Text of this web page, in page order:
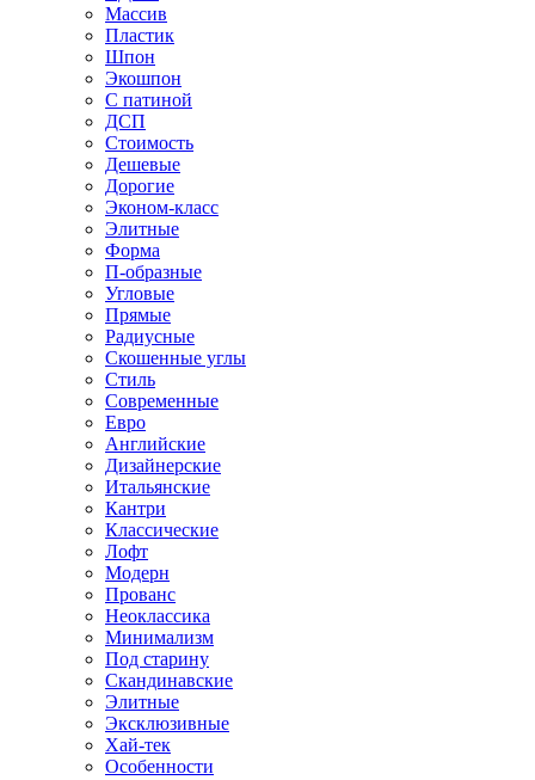
Массив
Пластик
Шпон
Экошпон
С патиной
ДСП
Стоимость
Дешевые
Дорогие
Эконом-класс
Элитные
Форма
П-образные
Угловые
Прямые
Радиусные
Скошенные углы
Стиль
Современные
Евро
Английские
Дизайнерские
Итальянские
Кантри
Классические
Лофт
Модерн
Прованс
Неоклассика
Минимализм
Под старину
Скандинавские
Элитные
Эксклюзивные
Хай-тек
Особенности